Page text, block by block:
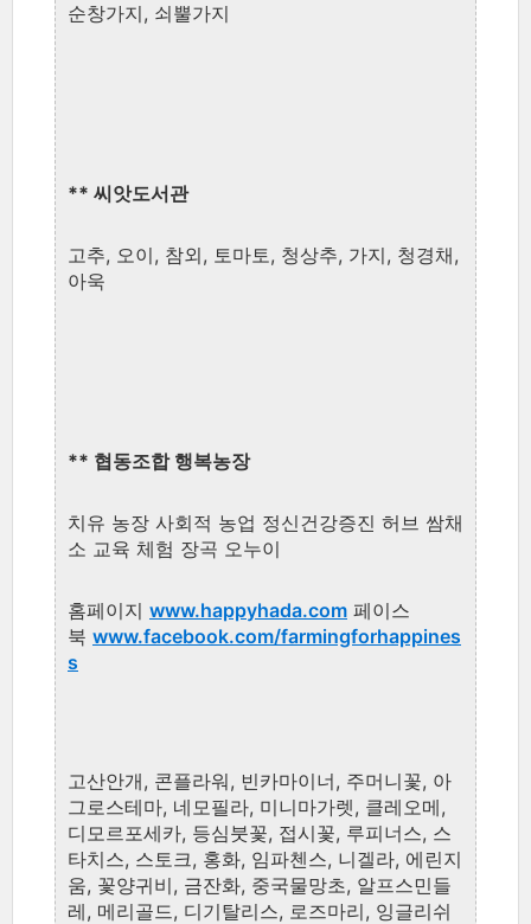
순창가지, 쇠뿔가지
** 씨앗도서관
고추, 오이, 참외, 토마토, 청상추, 가지, 청경채,
아욱
** 협동조합 행복농장
치유 농장 사회적 농업 정신건강증진 허브 쌈채
소 교육 체험 장곡 오누이
홈페이지 www.happyhada.com 페이스
북 www.facebook.com/farmingforhappines
s
고산안개, 콘플라워, 빈카마이너, 주머니꽃, 아
그로스테마, 네모필라, 미니마가렛, 클레오메,
디모르포세카, 등심붓꽃, 접시꽃, 루피너스, 스
타치스, 스토크, 홍화, 임파첸스, 니겔라, 에린지
움, 꽃양귀비, 금잔화, 중국물망초, 알프스민들
레, 메리골드, 디기탈리스, 로즈마리, 잉글리쉬